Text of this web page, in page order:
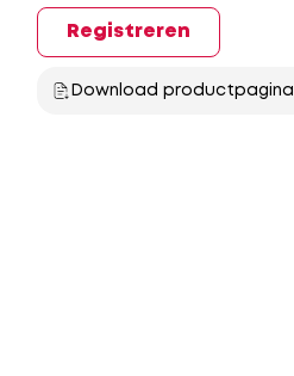
Registreren
Download productpagina